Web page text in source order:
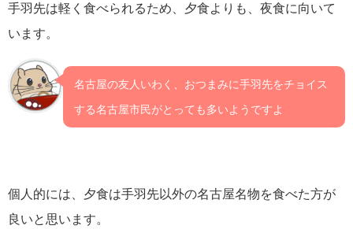
手羽先は軽く食べられるため、夕食よりも、夜食に向いて
います。
名古屋の友人いわく、おつまみに手羽先をチョイス
する名古屋市民がとっても多いようですよ
個人的には、夕食は手羽先以外の名古屋名物を食べた方が
良いと思います。